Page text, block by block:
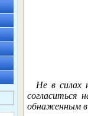
Не в силах
согласиться
обнаженным